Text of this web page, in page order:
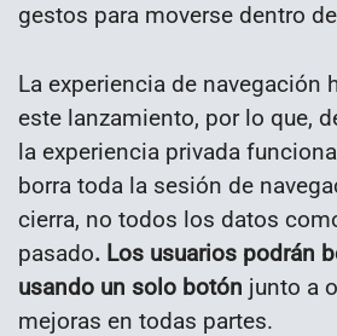
gestos para moverse dentro
La experiencia de navegación
este lanzamiento, por lo que,
la experiencia privada
borra toda la sesión de
cierra, no todos los datos
pasado. Los usuarios podrán
usando un solo botón junto a
mejoras en todas partes.